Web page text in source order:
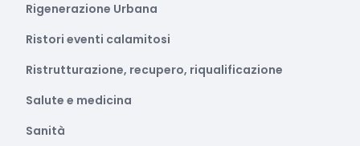
Rigenerazione Urbana
Ristori eventi calamitosi
Ristrutturazione, recupero, riqualificazione
Salute e medicina
Sanità